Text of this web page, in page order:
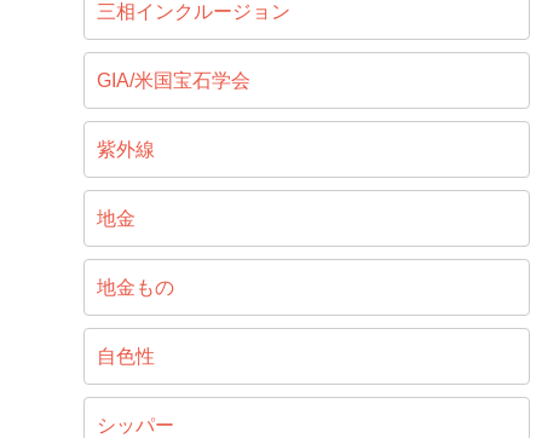
三相インクルージョン
GIA/米国宝石学会
紫外線
地金
地金もの
自色性
シッパー